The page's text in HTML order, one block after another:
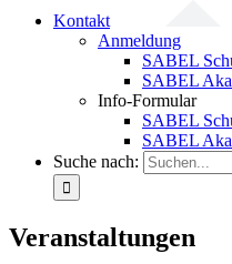
Kontakt
Anmeldung
SABEL
SABEL
Info-Formular
SABEL
SABEL
Suche nach:
Veranstaltungen